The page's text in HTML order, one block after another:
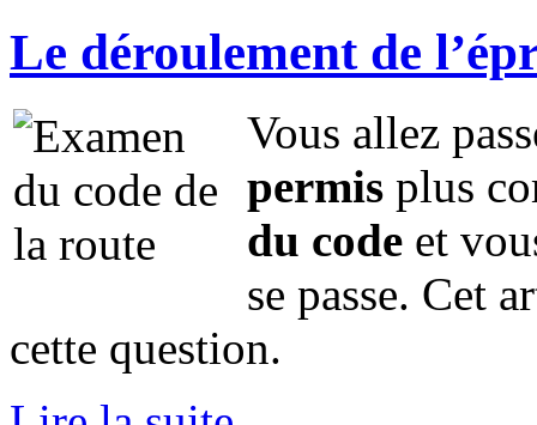
Le déroulement de
Vous allez
permis plus
du code et
se passe. Cet
cette question.